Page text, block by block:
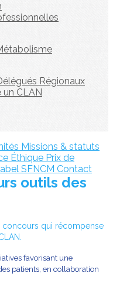
Régionaux
CLAN
Missions & statuts
Éthique Prix de
SFNCM Contact
outils des
concours qui récompense
favorisant une
patients, en collaboration